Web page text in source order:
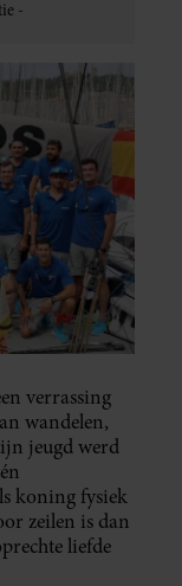
verrassing
wandelen,
jeugd werd
koning fysiek
zeilen is dan
liefde